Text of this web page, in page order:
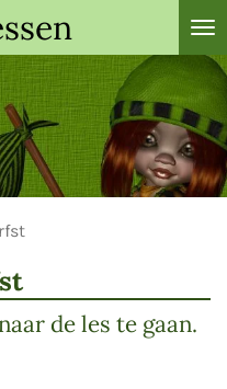
de les te gaan.